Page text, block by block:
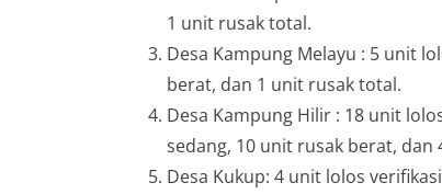
1 unit rusak total.
Desa Kampung Melayu : 5 unit
berat, dan 1 unit rusak total.
Desa Kampung Hilir : 18 unit
sedang, 10 unit rusak berat, dan
Desa Kukup: 4 unit lolos